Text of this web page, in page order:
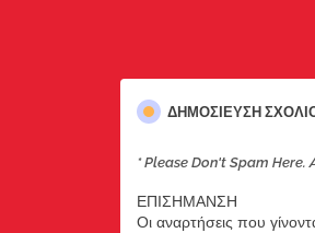
ΔΗΜΟΣΊΕΥΣΗ
* Please Don't Spam Here.
ΕΠΙΣΗΜΑΝΣΗ
Οι αναρτήσεις που